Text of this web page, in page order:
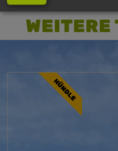
WEITERE
HÜNDLE